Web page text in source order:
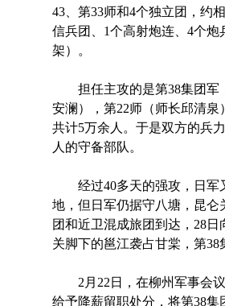
43、第33师和4个独立团，约
信兵团、1个高射炮连、4个炮
架）。
担任主攻的是第38集团军，
安澜），第22师（师长邱清
共计5万余人。于是双方的兵
人的守备部队。
经过40多天的强攻，日军
地，但日军仍据守八塘，昆仑
团和近卫混成旅团到达，28
关脚下的邕江袭占甘棠，第
2月22日，在柳州军事会议
给予降薪留职处分，将第38